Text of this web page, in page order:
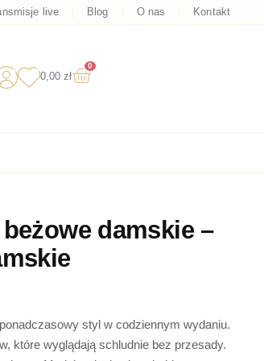
live Blog O nas Kontakt
0,00 zł
0
Wózek
damskie –
styl w codziennym wydaniu.
które wyglądają schludnie bez przesady.